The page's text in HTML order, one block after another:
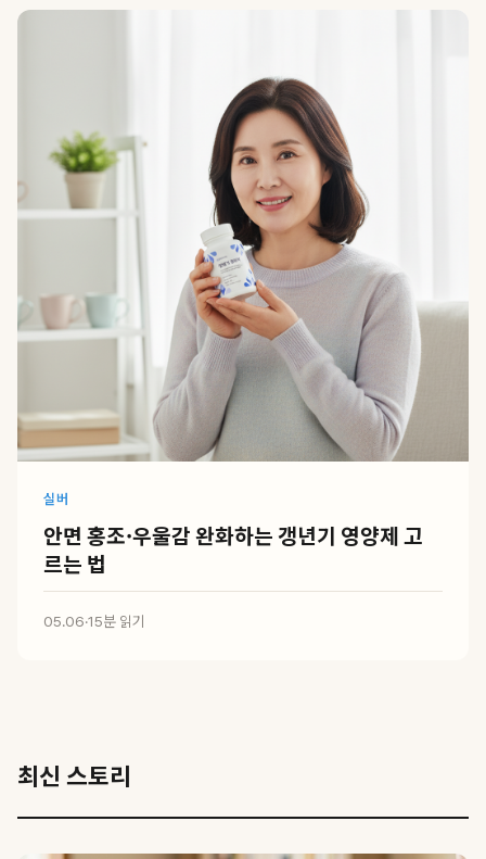
실버
안면 홍조·우울감 완화하는 갱년기 영양제 고
르는 법
05.06·15분 읽기
최신 스토리